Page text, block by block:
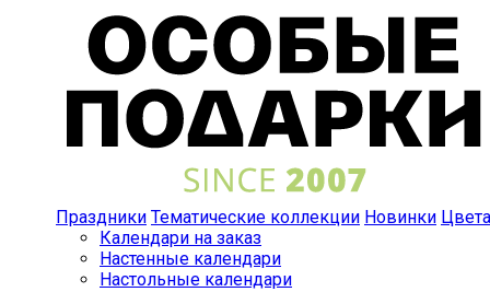
Праздники Тематические коллекции Новинки Цвета
Календари на заказ
Настенные календари
Настольные календари